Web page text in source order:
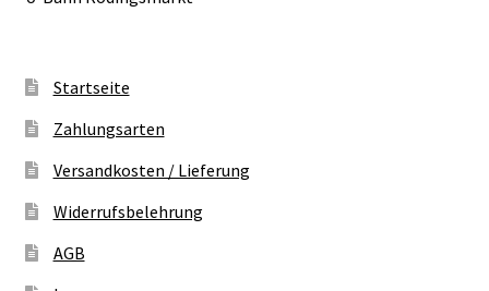
Startseite
Zahlungsarten
Versandkosten / Lieferung
Widerrufsbelehrung
AGB